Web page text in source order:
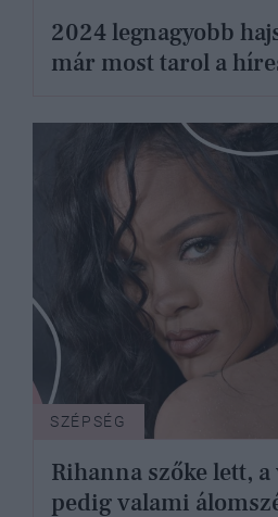
2024 legnagyobb
már most tarol a
SZÉPSÉG
Rihanna szőke lett,
pedig valami